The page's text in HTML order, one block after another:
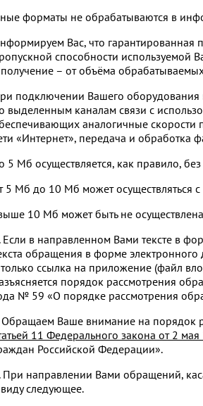
форматы не обрабатываются в
Вас, что гарантированная
способности используемой
– от объёма
подключении Вашего
выделенным каналам связи с
аналогичные
«Интернет», передача и обработка
5 Мб осуществляется, как правило,
5 Мб до 10 Мб может осуществляться
10 Мб может быть не
Если в направленном Вами тексте в
обращения в форме
ссылка на приложение (файл
порядок рассмотрения
№ 59 «О порядке рассмотрения
Обращаем Ваше внимание на порядок
11 Федерального закона от 2
Российской Федерации».
При направлении Вами обращений,
следующее.